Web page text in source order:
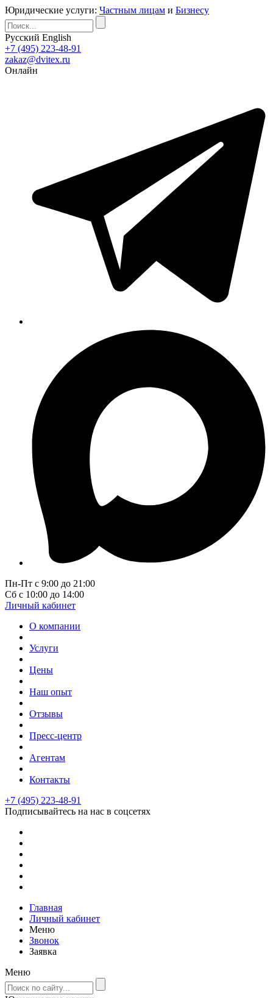
Юридические услуги: Частным лицам и Бизнесу
Русский English
+7 (495) 223-48-91
zakaz@dvitex.ru
Онлайн
Пн-Пт с 9:00 до 21:00
Сб с 10:00 до 14:00
Личный кабинет
О компании
Услуги
Цены
Наш опыт
Отзывы
Пресс-центр
Агентам
Контакты
+7 (495) 223-48-91
Подписывайтесь на нас в соцсетях
Главная
Личный кабинет
Меню
Звонок
Заявка
Меню